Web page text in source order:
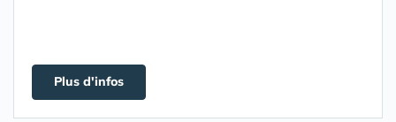
Plus d'infos